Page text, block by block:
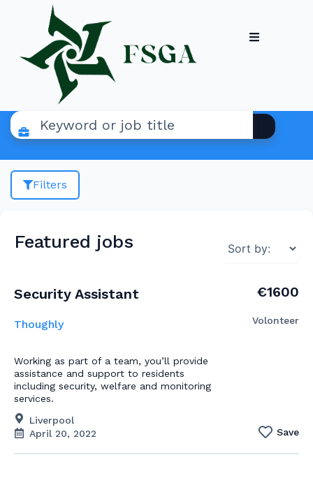
Filters
Featured jobs
Security Assistant
Thoughly
Working as part of a team, you’ll provide
assistance and support to residents
including security, welfare and monitoring
services.
€1600
Volonteer
Liverpool
April 20, 2022
Save